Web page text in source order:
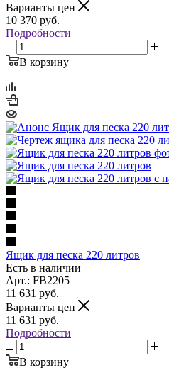
Варианты цен
10 370 руб.
Подробности
В корзину
Ящик для песка 220 литров
Есть в наличии
Арт.: FB2205
11 631 руб.
Варианты цен
11 631 руб.
Подробности
В корзину